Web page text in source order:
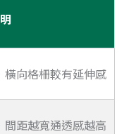
橫向格柵較有延伸感
距越寬通透感越高